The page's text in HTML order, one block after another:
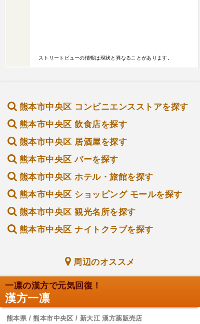
ストリートビューの情報は現状と異なることがあります。
熊本市中央区 コンビニエンスストアを探す
熊本市中央区 飲食店を探す
熊本市中央区 居酒屋を探す
熊本市中央区 バーを探す
熊本市中央区 ホテル・旅館を探す
熊本市中央区 ショッピング モールを探す
熊本市中央区 観光名所を探す
熊本市中央区 ナイトクラブを探す
周辺のオススメ
一凛の漢方で元気回復！
漢方一凛
熊本県 / 熊本市中央区 / 新大江 漢方薬販売店